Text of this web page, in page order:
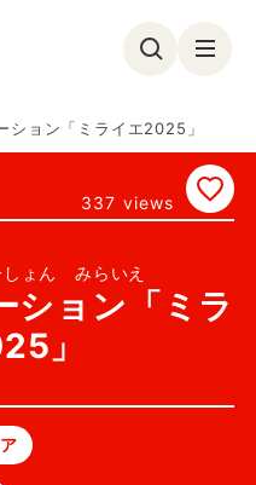
買う
イベント
特集
ション「ミライエ2025」
337 views
しょん みらいえ
ション「ミラ
」